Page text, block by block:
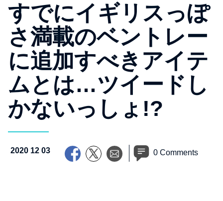
すでにイギリスっぽ
さ満載のベントレー
に追加すべきアイテ
ムとは…ツイードし
かないっしょ!?
2020 12 03 0 Comments